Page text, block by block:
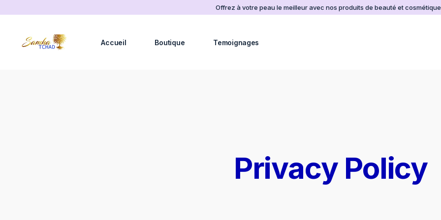
Offrez à votre peau le meilleur avec nos produits de beauté et
Accueil Boutique Temoignages
Privacy Policy